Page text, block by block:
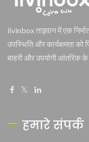
livinbox ताइवान में एक
उपस्थिति और कार्यक्षमता
बाहरी और उपयोगी आंतरिक
हमारे संपर्क